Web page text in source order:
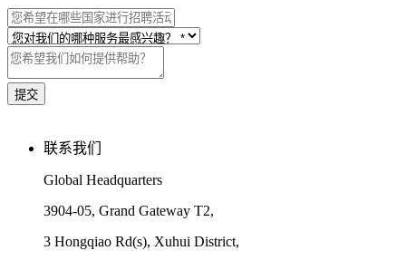
联系我们
Global Headquarters
3904-05, Grand Gateway T2,
3 Hongqiao Rd(s), Xuhui District,